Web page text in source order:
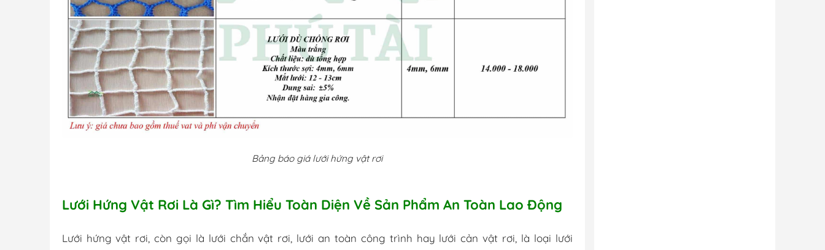
Bảng báo giá lưới hứng vật rơi
Lưới Hứng Vật Rơi Là Gì? Tìm Hiểu Toàn Diện Về Sản Phẩm An Toàn Lao Động
Lưới hứng vật rơi, còn gọi là lưới chắn vật rơi, lưới an toàn công trình hay lưới cản vật rơi, là loại lưới